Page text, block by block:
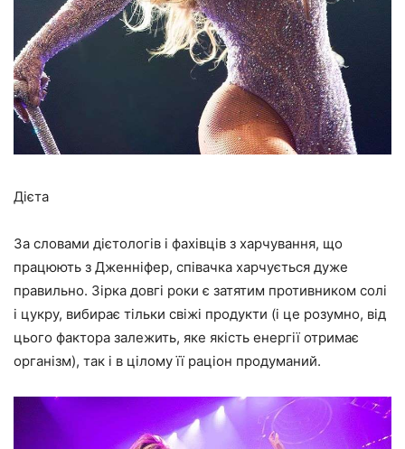
Дієта
За словами дієтологів і фахівців з харчування, що
працюють з Дженніфер, співачка харчується дуже
правильно. Зірка довгі роки є затятим противником солі
і цукру, вибирає тільки свіжі продукти (і це розумно, від
цього фактора залежить, яке якість енергії отримає
організм), так і в цілому її раціон продуманий.